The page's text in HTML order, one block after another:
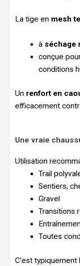
La tige en mesh
à séchage
conçue
conditions
Un renfort en
efficacement
Une vraie
Utilisation
Trail
Sentiers,
Gravel
Transitions
Toutes
C’est typiquement